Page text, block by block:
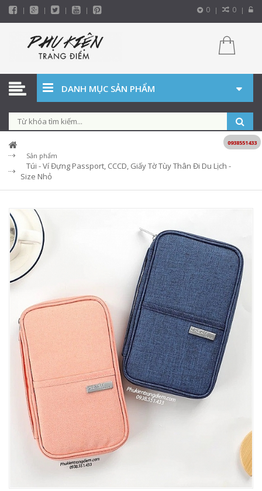
0 0
DANH MỤC SẢN PHẨM
Sản phẩm
Túi - Ví Đựng Passport, CCCD, Giấy Tờ Tùy Thân Đi Du Lịch -
Size Nhỏ
0938551433